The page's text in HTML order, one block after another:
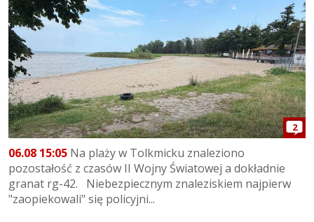
2
06.08 15:05 Na plaży w Tolkmicku znaleziono
pozostałość z czasów II Wojny Światowej a dokładnie
granat rg-42. Niebezpiecznym znaleziskiem najpierw
"zaopiekowali" się policyjni...